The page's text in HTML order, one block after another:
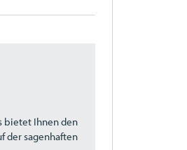
bietet Ihnen den
der sagenhaften